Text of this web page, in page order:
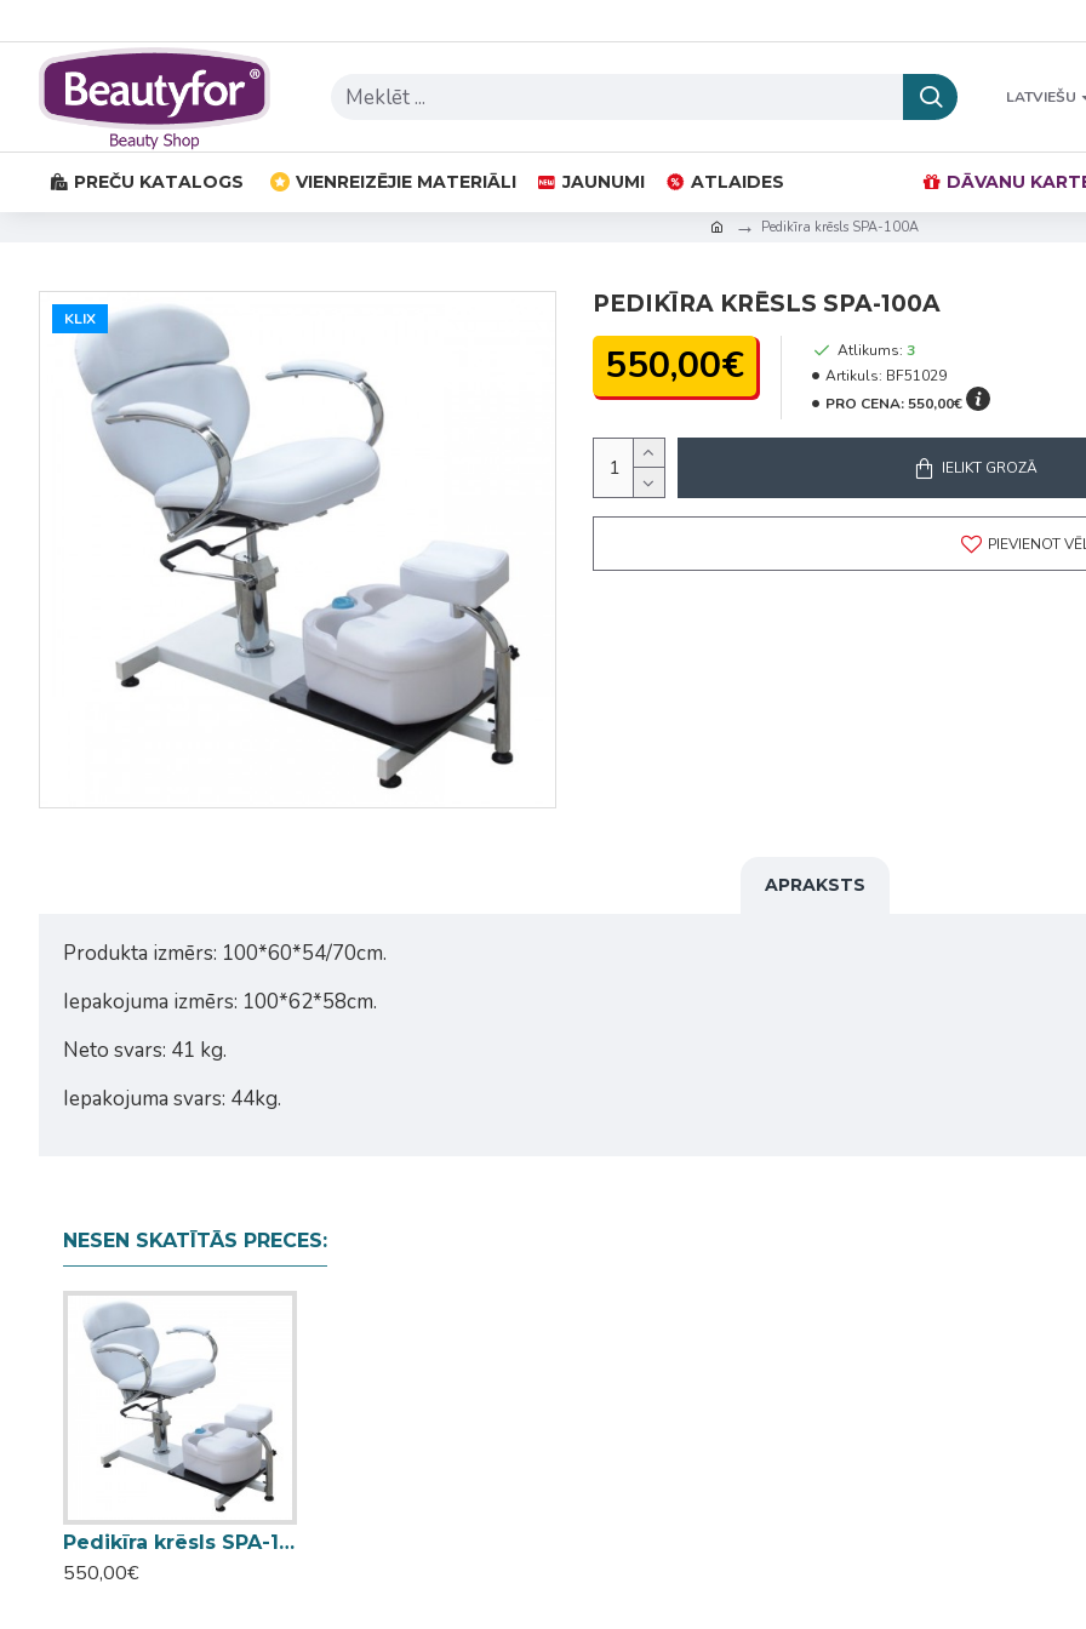
LATVIEŠU
PREČU KATALOGS VIENREIZĒJIE MATERIĀLI JAUNUMI ATLAIDES DĀVANU
Pedikīra krēsls SPA-100A
KLIX
KLIX
PEDIKĪRA KRĒSLS SPA-100A
550,00€ Atlikums: 3
Artikuls: BF51029
PRO CENA:550,00€
IELIKT GROZĀ
PIEVIENOT
APRAKSTS
Produkta izmērs: 100*60*54/70cm.
Iepakojuma izmērs: 100*62*58cm.
Neto svars: 41 kg.
Iepakojuma svars: 44kg.
NESEN SKATĪTĀS PRECES:
Pedikīra krēsls SPA-100A
550,00€